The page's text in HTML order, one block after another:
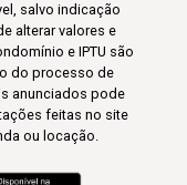
salvo indicação
alterar valores e
e IPTU são
do processo de
anunciados pode
feitas no site
ou locação.